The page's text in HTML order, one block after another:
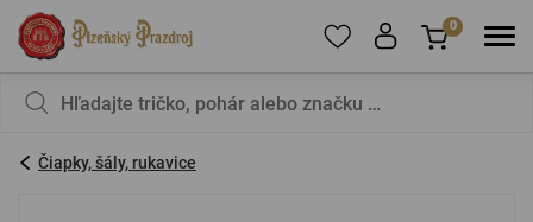
zaregistrujte sa
0
zmeniť?
Čiapky, šály, rukavice